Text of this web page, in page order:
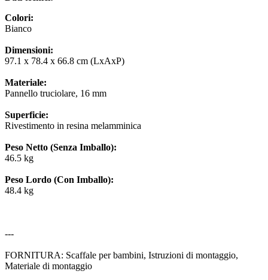
Colori:
Bianco
Dimensioni:
97.1 x 78.4 x 66.8 cm (LxAxP)
Materiale:
Pannello truciolare, 16 mm
Superficie:
Rivestimento in resina melamminica
Peso Netto (Senza Imballo):
46.5 kg
Peso Lordo (Con Imballo):
48.4 kg
---
FORNITURA: Scaffale per bambini, Istruzioni di montaggio,
Materiale di montaggio